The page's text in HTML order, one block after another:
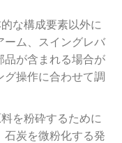
な構成要素以外に
ーム、スイングレバ
品が含まれる場合が
グ操作に合わせて調
料を粉砕するために
石炭を微粉化する発